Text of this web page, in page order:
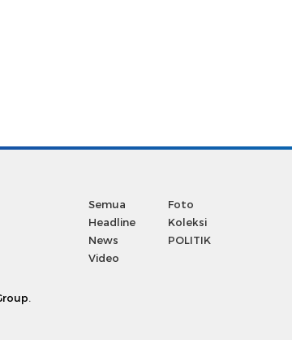
.
Semua
Foto
Headline
Koleksi
News
POLITIK
Video